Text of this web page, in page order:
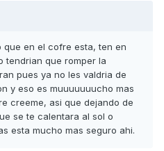
que en el cofre esta, ten en
tendrian que romper la
pues ya no les valdria de
y eso es muuuuuuucho mas
creeme, asi que dejando de
se te calentara al sol o
esta mucho mas seguro ahi.